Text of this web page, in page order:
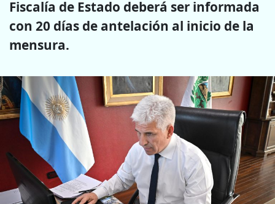
Fiscalía de Estado deberá ser informada
con 20 días de antelación al inicio de la
mensura.